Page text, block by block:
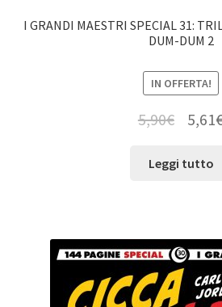
I GRANDI MAESTRI SPECIAL 31:
DUM-DUM 2
IN OFFERTA!
5,90€ 5,61
Leggi tutto